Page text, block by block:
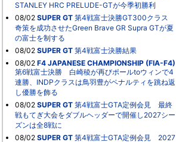
STANLEY HRC PRELUDE-GTが今季初勝利
08/02 SUPER GT 第4戦富士決勝GT300クラス
奇策を成功させたGreen Brave GR Supra GTが夏
の富士を制する
08/02 SUPER GT 第4戦富士決勝結果
08/02 F4 JAPANESE CHAMPIONSHIP (FIA-F4)
第6戦富士決勝 白崎稜が再びポールtoウィンで4
連勝、INDPクラスは鳥羽豊がペナルティを跳ね返
し優勝を飾る
08/02 SUPER GT 第4戦富士GTA定例会見 最終
戦もてぎ大会をダブルヘッダーで開催し2027シー
ズンは全8戦に
08/02 SUPER GT 第4戦富士GTA定例会見 2027